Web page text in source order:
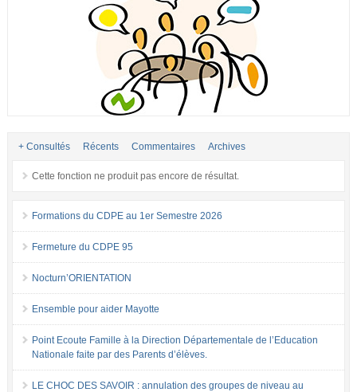
+ Consultés Récents Commentaires Archives
Cette fonction ne produit pas encore de résultat.
Formations du CDPE au 1er Semestre 2026
Fermeture du CDPE 95
Nocturn’ORIENTATION
Ensemble pour aider Mayotte
Point Ecoute Famille à la Direction Départementale de l’Education
Nationale faite par des Parents d’élèves.
LE CHOC DES SAVOIR : annulation des groupes de niveau au